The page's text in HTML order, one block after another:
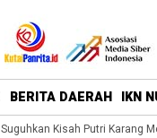
BERITA DAERAH IKN
Kisah Putri Karang